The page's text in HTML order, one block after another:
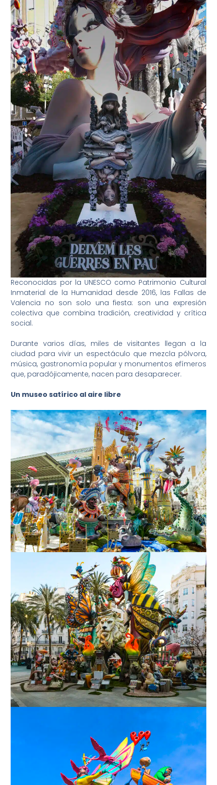
Reconocidas por la UNESCO como Patrimonio Cultural
Inmaterial de la Humanidad desde 2016, las Fallas de
Valencia no son solo una fiesta: son una expresión
colectiva que combina tradición, creatividad y crítica
social.
Durante varios días, miles de visitantes llegan a la
ciudad para vivir un espectáculo que mezcla pólvora,
música, gastronomía popular y monumentos efímeros
que, paradójicamente, nacen para desaparecer.
Un museo satírico al aire libre